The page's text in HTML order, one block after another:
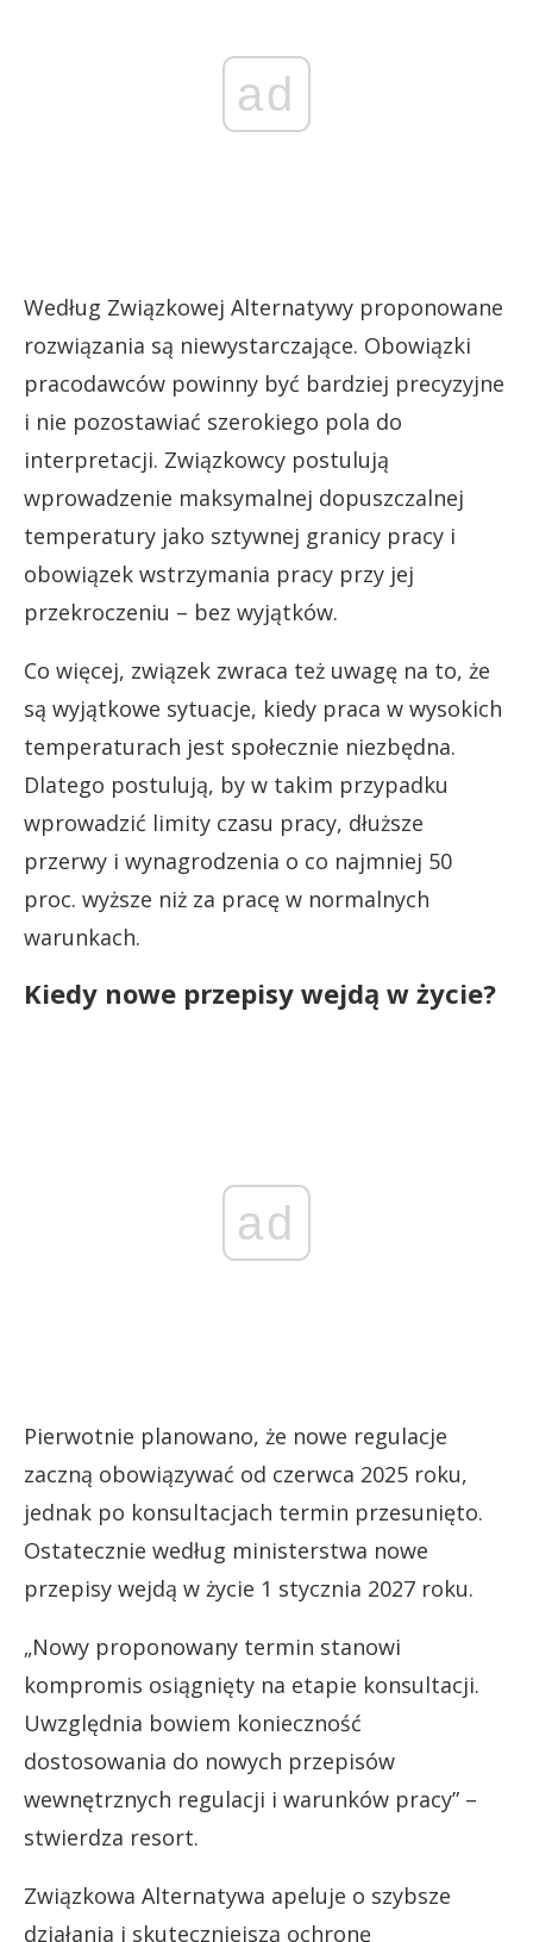
ad
Według Związkowej Alternatywy proponowane
rozwiązania są niewystarczające. Obowiązki
pracodawców powinny być bardziej precyzyjne
i nie pozostawiać szerokiego pola do
interpretacji. Związkowcy postulują
wprowadzenie maksymalnej dopuszczalnej
temperatury jako sztywnej granicy pracy i
obowiązek wstrzymania pracy przy jej
przekroczeniu – bez wyjątków.
Co więcej, związek zwraca też uwagę na to, że
są wyjątkowe sytuacje, kiedy praca w wysokich
temperaturach jest społecznie niezbędna.
Dlatego postulują, by w takim przypadku
wprowadzić limity czasu pracy, dłuższe
przerwy i wynagrodzenia o co najmniej 50
proc. wyższe niż za pracę w normalnych
warunkach.
Kiedy nowe przepisy wejdą w życie?
ad
Pierwotnie planowano, że nowe regulacje
zaczną obowiązywać od czerwca 2025 roku,
jednak po konsultacjach termin przesunięto.
Ostatecznie według ministerstwa nowe
przepisy wejdą w życie 1 stycznia 2027 roku.
„Nowy proponowany termin stanowi
kompromis osiągnięty na etapie konsultacji.
Uwzględnia bowiem konieczność
dostosowania do nowych przepisów
wewnętrznych regulacji i warunków pracy” –
stwierdza resort.
Związkowa Alternatywa apeluje o szybsze
działania i skuteczniejszą ochronę